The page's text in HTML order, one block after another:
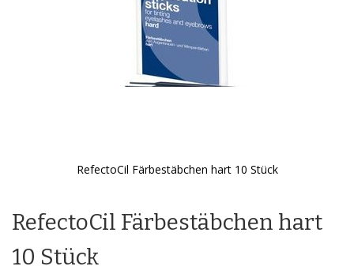
RefectoCil Färbestäbchen hart 10 Stück
der
Bildgalerie
RefectoCil Färbestäbchen hart
10 Stück